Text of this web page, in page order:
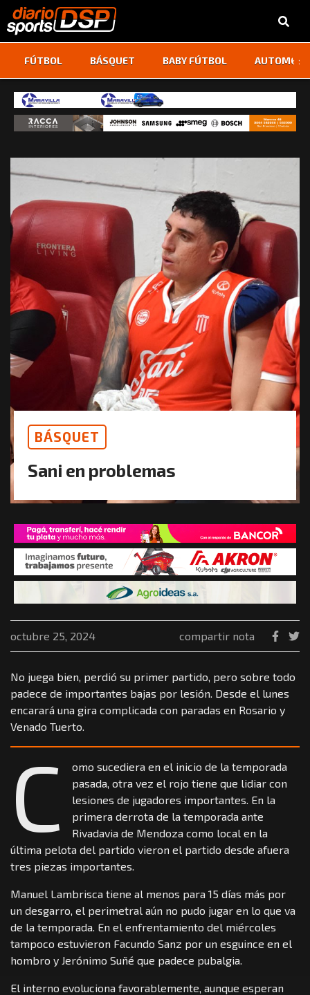
FÚTBOL BÁSQUET BABY FÚTBOL ‹ ›
BÁSQUET
Sani en problemas
octubre 25, 2024 compartir nota
No juega bien, perdió su primer partido, pero sobre todo
padece de importantes bajas por lesión. Desde el lunes
encarará una gira complicada con paradas en Rosario y
Venado Tuerto.
C
omo sucediera en el inicio de la temporada
pasada, otra vez el rojo tiene que lidiar con
lesiones de jugadores importantes. En la
primera derrota de la temporada ante
Rivadavia de Mendoza como local en la
última pelota del partido vieron el partido desde afuera
tres piezas importantes.
Manuel Lambrisca tiene al menos para 15 días más por
un desgarro, el perimetral aún no pudo jugar en lo que va
de la temporada. En el enfrentamiento del miércoles
tampoco estuvieron Facundo Sanz por un esguince en el
hombro y Jerónimo Suñé que padece pubalgia.
El interno evoluciona favorablemente, aunque esperan